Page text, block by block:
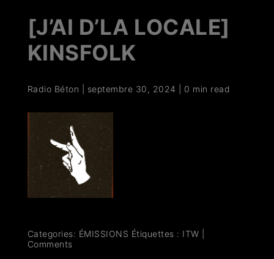
[J’AI D’LA LOCALE]
KINSFOLK
Radio Béton septembre 30, 2024 0 min read
Categories: ÉMISSIONS Étiquettes : ITW
Comments